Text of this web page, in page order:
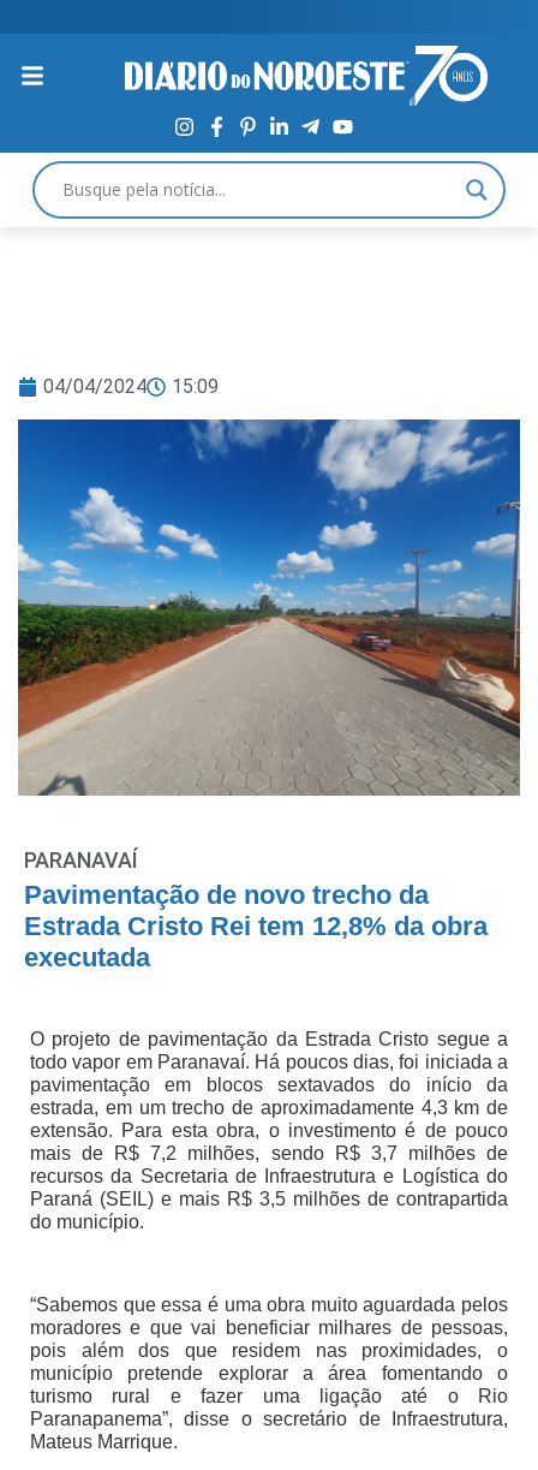
04/04/2024 15:09
PARANAVAÍ
Pavimentação de novo trecho da
Estrada Cristo Rei tem 12,8% da obra
executada
O projeto de pavimentação da Estrada Cristo segue a
todo vapor em Paranavaí. Há poucos dias, foi iniciada a
pavimentação em blocos sextavados do início da
estrada, em um trecho de aproximadamente 4,3 km de
extensão. Para esta obra, o investimento é de pouco
mais de R$ 7,2 milhões, sendo R$ 3,7 milhões de
recursos da Secretaria de Infraestrutura e Logística do
Paraná (SEIL) e mais R$ 3,5 milhões de contrapartida
do município.
“Sabemos que essa é uma obra muito aguardada pelos
moradores e que vai beneficiar milhares de pessoas,
pois além dos que residem nas proximidades, o
município pretende explorar a área fomentando o
turismo rural e fazer uma ligação até o Rio
Paranapanema”, disse o secretário de Infraestrutura,
Mateus Marrique.